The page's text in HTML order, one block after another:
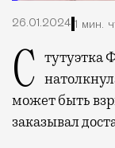
26.01.2024 1 мин.
Стутуэтка Фемиды — богини правосудия —
может быть
заказывал